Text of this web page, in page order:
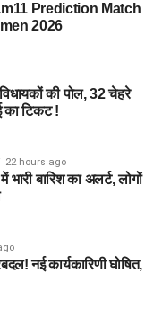
Prediction Match
2026
की पोल, 32 चेहरे
टिकट !
22 hours ago
बारिश का अलर्ट, लोगों
नई कार्यकारिणी घोषित,